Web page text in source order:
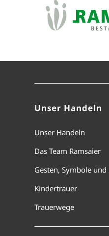
Unser Handeln
Unser Handeln
Das Team Ramsaier
Gesten, Symbole und
Kindertrauer
Trauerwege